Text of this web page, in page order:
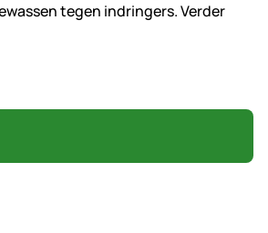
tegen indringers. Verder